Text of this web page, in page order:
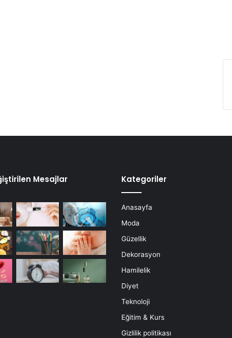
Mesajlar Kategoriler
Anasayfa
Moda
Güzellik
Dekorasyon
Hamilelik
Diyet
Teknoloji
Eğitim & Kurs
Gizlilik politikası